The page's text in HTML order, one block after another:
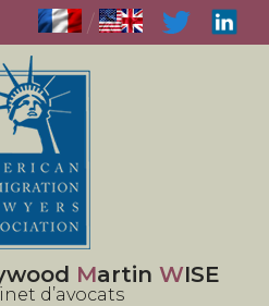
Martin WISE
d’avocats
/